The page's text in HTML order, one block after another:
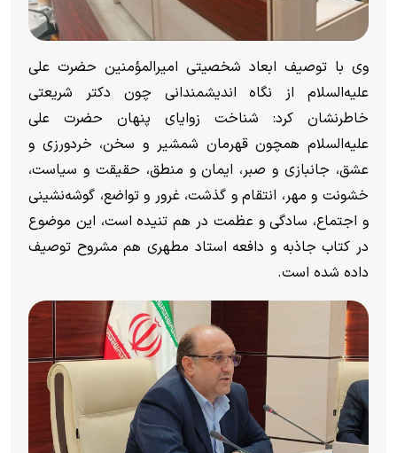
وی با توصیف ابعاد شخصیتی امیرالمؤمنین حضرت علی
علیه‌السلام از نگاه اندیشمندانی چون دکتر شریعتی
خاطرنشان کرد: شناخت زوایای پنهان حضرت علی
علیه‌السلام همچون قهرمان شمشیر و سخن، خردورزی و
عشق، جانبازی و صبر، ایمان و منطق، حقیقت و سیاست،
خشونت و مهر، انتقام و گذشت، غرور و تواضع، گوشه‌نشینی
و اجتماع، سادگی و عظمت در هم تنیده است، این موضوع
در کتاب جاذبه و دافعه استاد مطهری هم مشروح توصیف
داده شده است.